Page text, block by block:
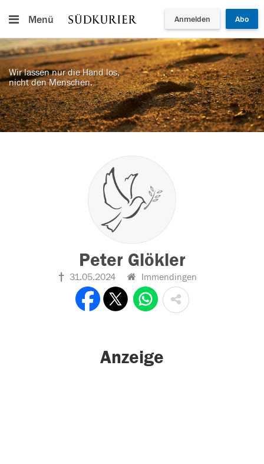
Menü Anmelden Abo
Wir lassen nur die Hand los,
nicht den Menschen.
Peter Glökler
31.05.2024 Immendingen
Anzeige